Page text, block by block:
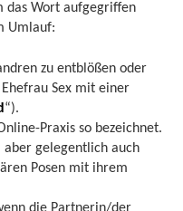
das Wort aufgegriffen
Umlauf:
zu entblößen oder
Sex mit einer
“).
Praxis so bezeichnet.
aber gelegentlich auch
Posen mit ihrem
die Partnerin/der